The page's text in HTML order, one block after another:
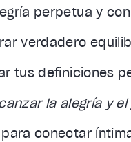
perpetua y
verdadero
tus definiciones
la alegría y el
conectar